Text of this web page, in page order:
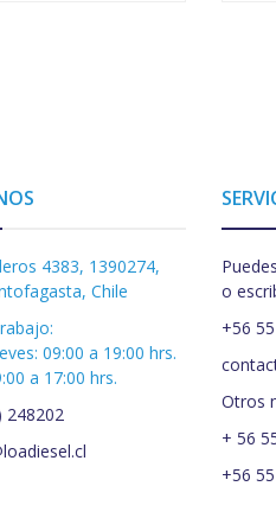
4383, 1390274,
Chile
09:00 a 19:00 hrs.
a 17:00 hrs.
248202
o
+56
Otros
+ 56
+56